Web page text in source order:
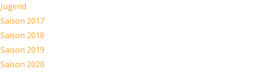
Jugend
Saison 2017
Saison 2018
Saison 2019
Saison 2020